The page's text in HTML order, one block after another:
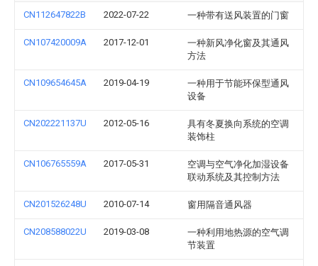
CN112647822B 2022-07-22 一种带有送风装置的门窗
CN107420009A 2017-12-01
一种新风净化窗及其通风
方法
CN109654645A 2019-04-19
一种用于节能环保型通风
设备
CN202221137U 2012-05-16
具有冬夏换向系统的空调
装饰柱
CN106765559A 2017-05-31
空调与空气净化加湿设备
联动系统及其控制方法
CN201526248U 2010-07-14 窗用隔音通风器
CN208588022U 2019-03-08
一种利用地热源的空气调
节装置